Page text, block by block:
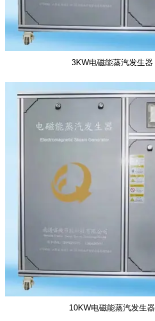
3KW电磁能蒸汽发生器
10KW电磁能蒸汽发生器